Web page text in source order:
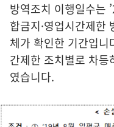
방역조치 이행일수는
합금지·영업시간제한
체가 확인한 기간입
간제한 조치별로 차
였습니다.